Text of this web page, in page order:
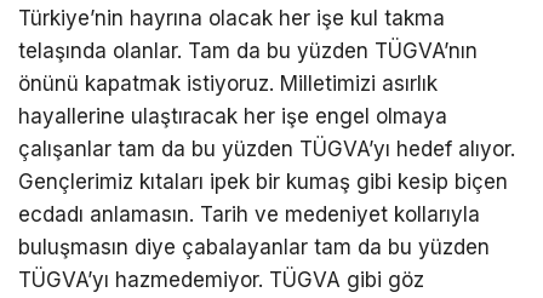
Türkiye’nin hayrına olacak her işe kul takma
telaşında olanlar. Tam da bu yüzden TÜGVA’nın
önünü kapatmak istiyoruz. Milletimizi asırlık
hayallerine ulaştıracak her işe engel olmaya
çalışanlar tam da bu yüzden TÜGVA’yı hedef alıyor.
Gençlerimiz kıtaları ipek bir kumaş gibi kesip biçen
ecdadı anlamasın. Tarih ve medeniyet kollarıyla
buluşmasın diye çabalayanlar tam da bu yüzden
TÜGVA’yı hazmedemiyor. TÜGVA gibi göz